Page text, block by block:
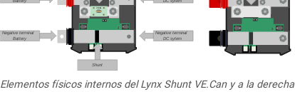
Elementos físicos internos del Lynx Shunt VE.Can y a la derecha